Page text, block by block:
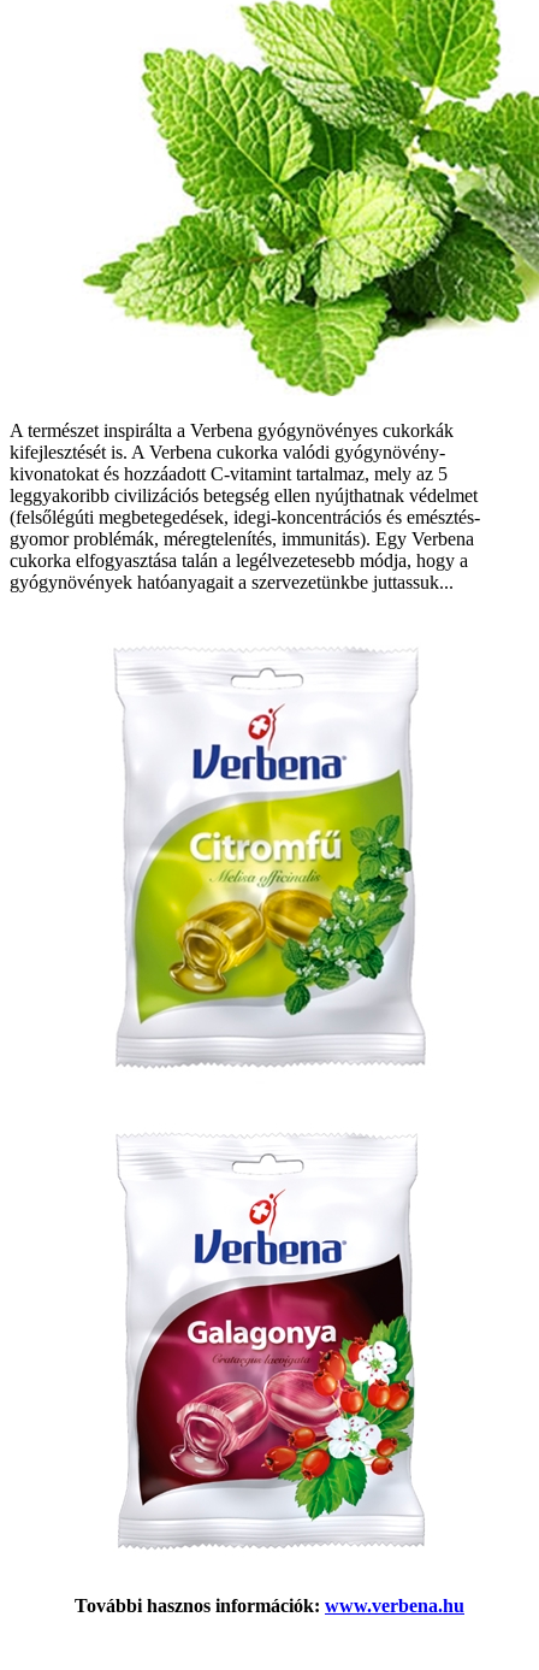
A természet inspirálta a Verbena gyógynövényes cukorkák
kifejlesztését is. A Verbena cukorka valódi gyógynövény-
kivonatokat és hozzáadott C-vitamint tartalmaz, mely az 5
leggyakoribb civilizációs betegség ellen nyújthatnak védelmet
(felsőlégúti megbetegedések, idegi-koncentrációs és emésztés-
gyomor problémák, méregtelenítés, immunitás). Egy Verbena
cukorka elfogyasztása talán a legélvezetesebb módja, hogy a
gyógynövények hatóanyagait a szervezetünkbe juttassuk...
További hasznos információk: www.verbena.hu